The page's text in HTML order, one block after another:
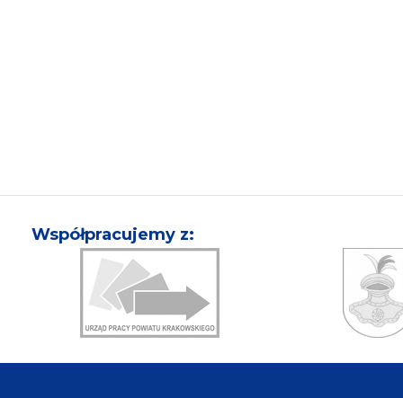
Współpracujemy z:
Pracy